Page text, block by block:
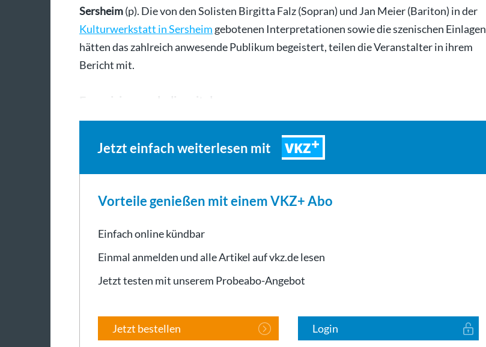
Sersheim(p). Die von den Solisten Birgitta Falz (Sopran) und Jan Meier (Bariton) in der
Kulturwerkstatt in Sersheim gebotenen Interpretationen sowie die szenischen Einlagen
hätten das zahlreich anwesende Publikum begeistert, teilen die Veranstalter in ihrem
Bericht mit.
Eurovisionsmelodie mit der…
Jetzt einfach weiterlesen mit VKZ
Vorteile genießen mit einem VKZ+ Abo
Einfach online kündbar
Einmal anmelden und alle Artikel auf vkz.de lesen
Jetzt testen mit unserem Probeabo-Angebot
Jetzt bestellen Login